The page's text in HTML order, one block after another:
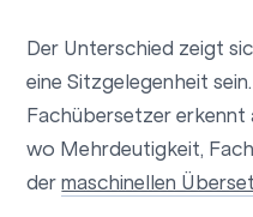
Der Unterschied zeigt
eine Sitzgelegenheit
Fachübersetzer
wo Mehrdeutigkeit,
dermaschinellen